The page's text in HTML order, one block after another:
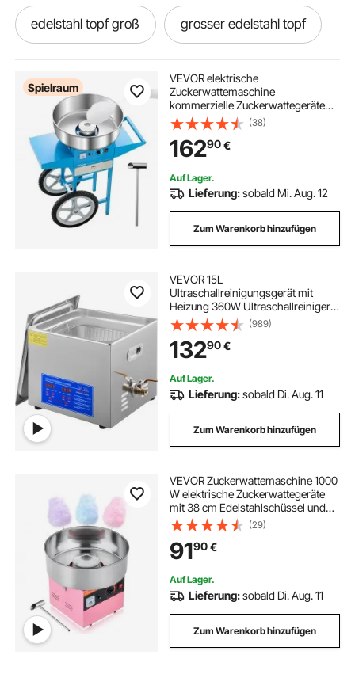
edelstahl topf groß grosser edelstahl topf
edelstahl topf hoch edelstahl badewanne
topf edelstahl gross edelstahl pfosten
badewanne aus edelstahl
speisenwärmer edelstahl
Feuerstelle aus Edelstahl
feuerstelle edelstahl
Spielraum
VEVOR elektrische
Zuckerwattemaschine
kommerzielle Zuckerwattegeräte
mit Wagen (1000 W) mit 52 cm
Edelstahlschüssel & Zuckerschaufel
& Schublade, perfekt für
Kindergeburtstage Familienfeiern
Blau
(38)
16290€
Auf Lager.
Lieferung:sobald Mi. Aug. 12
Zum Warenkorb hinzufügen
VEVOR 15L
Ultraschallreinigungsgerät mit
Heizung 360W Ultraschallreiniger
aus Edelstahl Ultraschallbad
Ultraschall Reinigungsgerät für
Brillen Schmuck Zahnprothesen
Münzen usw.
(989)
13290€
Auf Lager.
Lieferung:sobald Di. Aug. 11
Zum Warenkorb hinzufügen
VEVOR Zuckerwattemaschine 1000
W elektrische Zuckerwattegeräte
mit 38 cm Edelstahlschüssel und
Zuckerlöffel, macht Zuckerwatten
für Geburtstage zu Hause
Familienfeiern, Rosa 3500 U/min
(29)
9190€
Auf Lager.
Lieferung:sobald Di. Aug. 11
Zum Warenkorb hinzufügen